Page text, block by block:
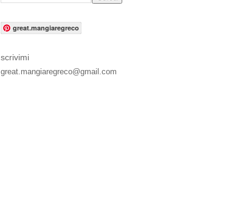
great.mangiaregreco
scrivimi
great.mangiaregreco@gmail.com